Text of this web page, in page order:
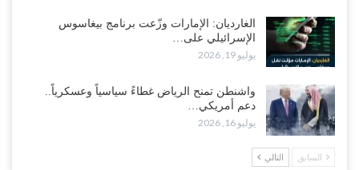
أغسطس 3, 2026
مع تصاعد الخلافات داخل “الرئاسي”.. أعضاء المجلس ينقلبون على
أغسطس 3, 2026
العطش وغياب الغاز يفاقمان مأساة الأهالي بعدن.. مدينة تغرق في دوامة
الانهيار الخدمي..!
الغارديان: الإمارات وزّعت برنامج بيغاسوس
الإسرائيلي على…
يوليو 19, 2026
واشنطن تمنح الرياض غطاءً سياسياً وعسكرياً..
دعم أمريكي…
يوليو 16, 2026
السابق التالي